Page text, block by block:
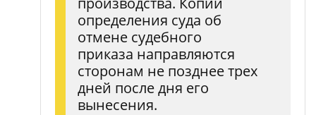
определения суда об
отмене судебного
приказа направляются
сторонам не позднее трех
дней после дня его
вынесения.